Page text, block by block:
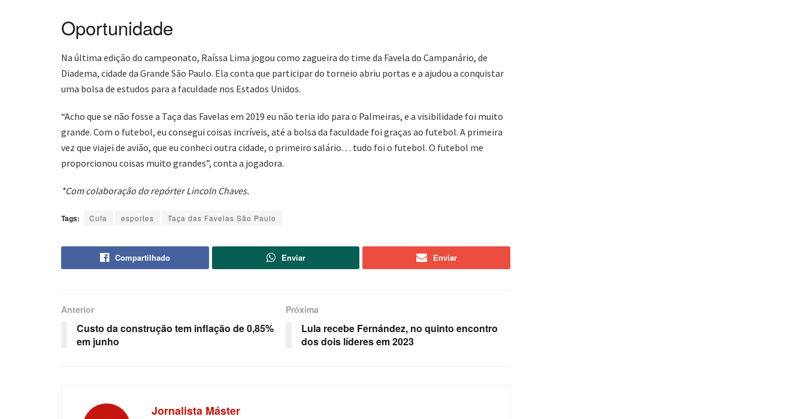
Oportunidade
Na última edição do campeonato, Raíssa Lima jogou como zagueira do time da Favela do Campanário, de
Diadema, cidade da Grande São Paulo. Ela conta que participar do torneio abriu portas e a ajudou a conquistar
uma bolsa de estudos para a faculdade nos Estados Unidos.
“Acho que se não fosse a Taça das Favelas em 2019 eu não teria ido para o Palmeiras, e a visibilidade foi muito
grande. Com o futebol, eu consegui coisas incríveis, até a bolsa da faculdade foi graças ao futebol. A primeira
vez que viajei de avião, que eu conheci outra cidade, o primeiro salário… tudo foi o futebol. O futebol me
proporcionou coisas muito grandes”, conta a jogadora.
*Com colaboração do repórter Lincoln Chaves.
Tags: Cufa esportes Taça das Favelas São Paulo
Compartilhado Enviar Enviar
Anterior
Custo da construção tem inflação de 0,85%
em junho
Próxima
Lula recebe Fernández, no quinto encontro
dos dois líderes em 2023
Jornalista Máster